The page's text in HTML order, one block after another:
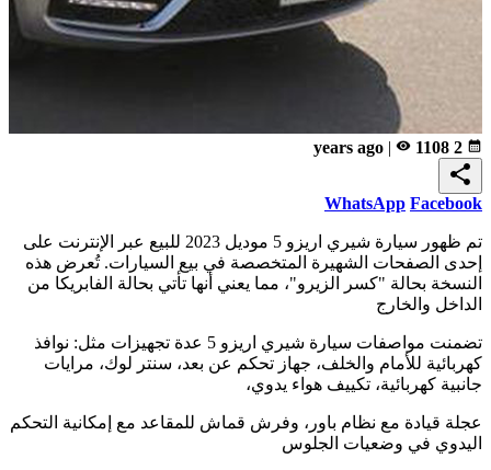
calendar_month
| remove_red_eye 1108
share
WhatsApp Facebook
تم ظهور سيارة شيري اريزو 5 موديل 2023 للبيع عبر الإنترنت على
إحدى الصفحات الشهيرة المتخصصة في بيع السيارات. تُعرض هذه
النسخة بحالة "كسر الزيرو"، مما يعني أنها تأتي بحالة الفابريكا من
الداخل والخارج
تضمنت مواصفات سيارة شيري اريزو 5 عدة تجهيزات مثل: نوافذ
كهربائية للأمام والخلف، جهاز تحكم عن بعد، سنتر لوك، مرايات
جانبية كهربائية، تكييف هواء يدوي،
عجلة قيادة مع نظام باور، وفرش قماش للمقاعد مع إمكانية التحكم
اليدوي في وضعيات الجلوس